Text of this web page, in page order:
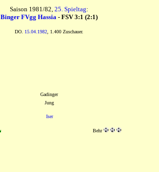
Saison 1981/82, 25. Spieltag:
Binger FVgg Hassia - FSV 3:1 (2:1)
DO. 15.04.1982 , 1.400 Zuschauer.
Gadinger
Jung
Iser
Behr